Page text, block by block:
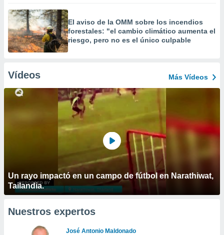
El aviso de la OMM sobre los incendios
forestales: "el cambio climático aumenta el
riesgo, pero no es el único culpable
Vídeos Más Vídeos
Un rayo impactó en un campo de fútbol en Narathiwat,
Tailandia.
Nuestros expertos
José Antonio Maldonado